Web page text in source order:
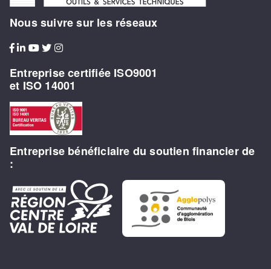
Nous suivre sur les réseaux
Entreprise certifiée ISO9001
et ISO 14001
Entreprise bénéficiaire du soutien financier de
: